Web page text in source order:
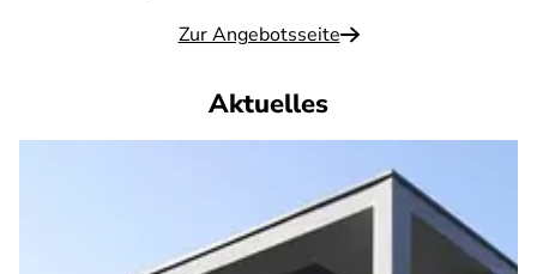
Zur Angebotsseite
Aktuelles